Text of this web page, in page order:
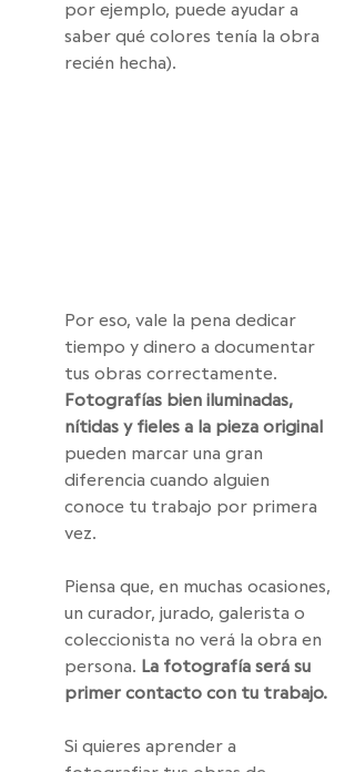
por ejemplo, puede ayudar a
saber qué colores tenía la obra
recién hecha).
Por eso, vale la pena dedicar
tiempo y dinero a documentar
tus obras correctamente.
Fotografías bien iluminadas,
nítidas y fieles a la pieza original
pueden marcar una gran
diferencia cuando alguien
conoce tu trabajo por primera
vez.
Piensa que, en muchas ocasiones,
un curador, jurado, galerista o
coleccionista no verá la obra en
persona. La fotografía será su
primer contacto con tu trabajo.
Si quieres aprender a